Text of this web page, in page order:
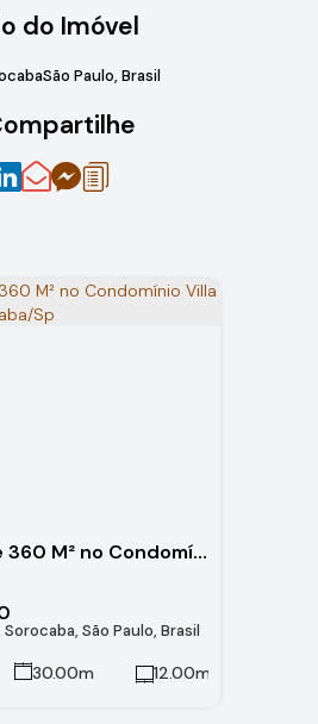
do Imóvel
São Paulo, Brasil
Terreno de 360 M² no Condomínio Villa Verona, Sorocaba/Sp
São Paulo, Brasil
30.00m 12.00m